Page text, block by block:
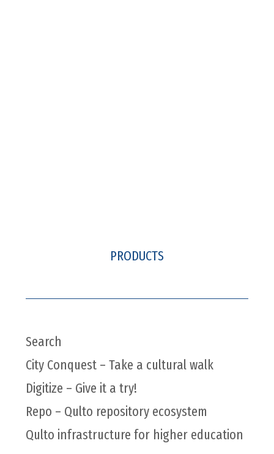
PRODUCTS
Search
City Conquest – Take a cultural walk
Digitize – Give it a try!
Repo – Qulto repository ecosystem
Qulto infrastructure for higher education